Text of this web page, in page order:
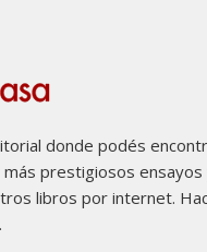
donde podés
prestigiosos ensayos
libros por internet.